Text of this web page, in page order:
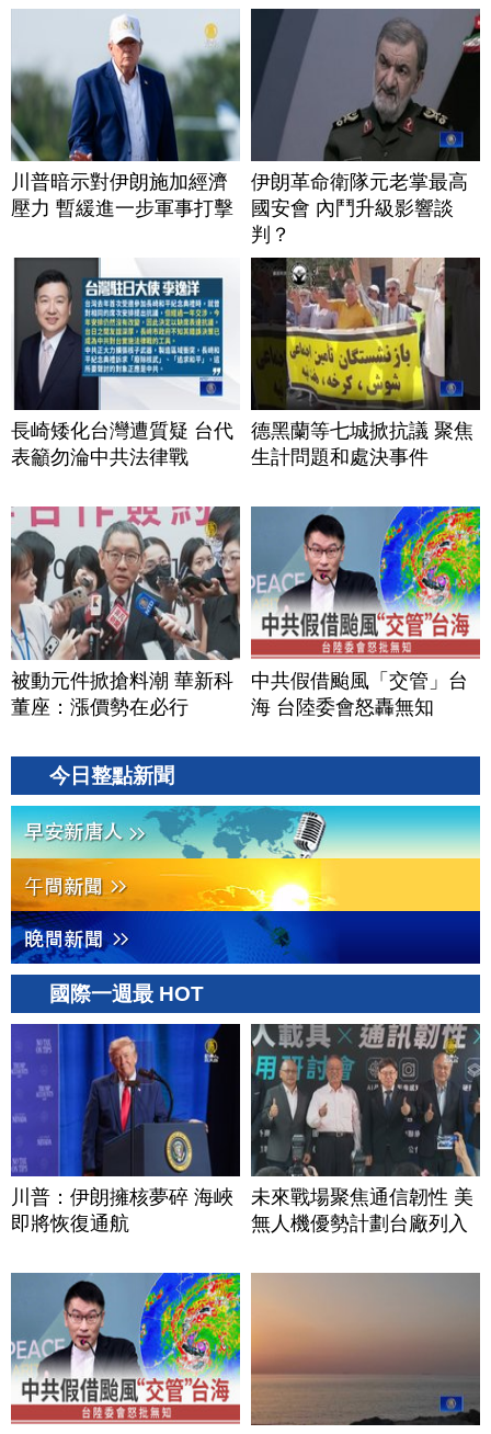
川普暗示對伊朗施加經濟
壓力 暫緩進一步軍事打擊
伊朗革命衛隊元老掌最高
國安會 內鬥升級影響談
判？
長崎矮化台灣遭質疑 台代
表籲勿淪中共法律戰
德黑蘭等七城掀抗議 聚焦
生計問題和處決事件
被動元件掀搶料潮 華新科
董座：漲價勢在必行
中共假借颱風「交管」台
海 台陸委會怒轟無知
今日整點新聞
國際一週最 HOT
川普：伊朗擁核夢碎 海峽
即將恢復通航
未來戰場聚焦通信韌性 美
無人機優勢計劃台廠列入